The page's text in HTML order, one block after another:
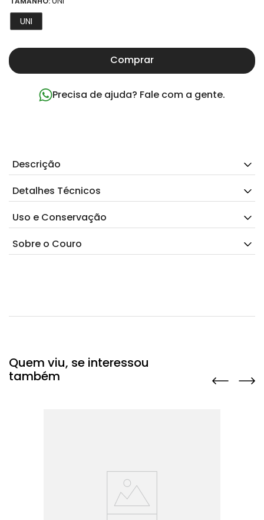
UNI
Comprar
Precisa de ajuda? Fale com a gente.
Descrição
Detalhes Técnicos
Uso e Conservação
Sobre o Couro
Quem viu, se interessou
também